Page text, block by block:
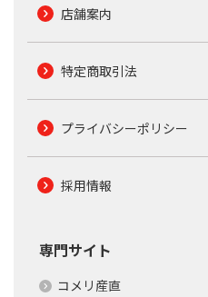
店舗案内
特定商取引法
プライバシーポリシー
採用情報
専門サイト
コメリ産直